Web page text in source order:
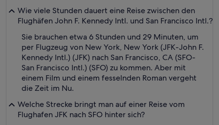
Wie viele Stunden dauert eine Reise zwischen den
Flughäfen John F. Kennedy Intl. und San Francisco Intl.?
Sie brauchen etwa 6 Stunden und 29 Minuten, um
per Flugzeug von New York, New York (JFK-John F.
Kennedy Intl.) (JFK) nach San Francisco, CA (SFO-
San Francisco Intl.) (SFO) zu kommen. Aber mit
einem Film und einem fesselnden Roman vergeht
die Zeit im Nu.
Welche Strecke bringt man auf einer Reise vom
Flughafen JFK nach SFO hinter sich?